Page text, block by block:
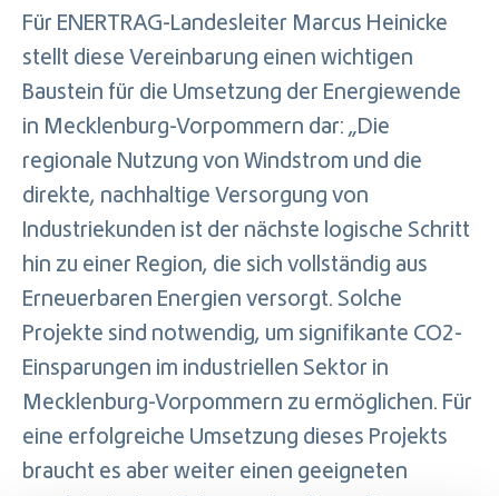
Für ENERTRAG-Landesleiter Marcus Heinicke
stellt diese Vereinbarung einen wichtigen
Baustein für die Umsetzung der Energiewende
in Mecklenburg-Vorpommern dar: „Die
regionale Nutzung von Windstrom und die
direkte, nachhaltige Versorgung von
Industriekunden ist der nächste logische Schritt
hin zu einer Region, die sich vollständig aus
Erneuerbaren Energien versorgt. Solche
Projekte sind notwendig, um signifikante CO2-
Einsparungen im industriellen Sektor in
Mecklenburg-Vorpommern zu ermöglichen. Für
eine erfolgreiche Umsetzung dieses Projekts
braucht es aber weiter einen geeigneten